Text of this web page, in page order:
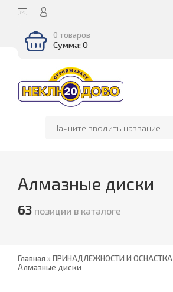
0 товаров
Сумма: 0
Алмазные диски
63 позиции в каталоге
Главная »ПРИНАДЛЕЖНОСТИ И ОСНАСТКА
Алмазные диски